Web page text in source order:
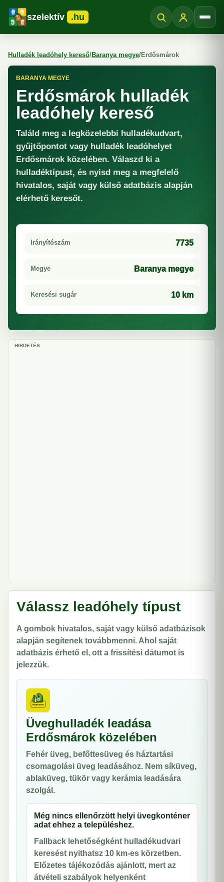
szelektív .hu
Hulladék leadóhely kereső/Baranya megye/Erdősmárok
BARANYA MEGYE
Erdősmárok hulladék
leadóhely kereső
Találd meg a legközelebbi hulladékudvart,
gyűjtőpontot vagy hulladék leadóhelyet
Erdősmárok közelében. Válaszd ki a
hulladéktípust, és nyisd meg a megfelelő
hivatalos, saját vagy külső adatbázis alapján
elérhető keresőt.
Irányítószám 7735
Megye Baranya megye
Keresési sugár 10 km
HIRDETÉS
Válassz leadóhely típust
A gombok hivatalos, saját vagy külső adatbázisok
alapján segítenek továbbmenni. Ahol saját
adatbázis érhető el, ott a frissítési dátumot is
jelezzük.
Üveghulladék leadása
Erdősmárok közelében
Fehér üveg, befőttesüveg és háztartási
csomagolási üveg leadásához. Nem síküveg,
ablaküveg, tükör vagy kerámia leadására
szolgál.
Még nincs ellenőrzött helyi üvegkonténer
adat ehhez a településhez.
Fallback lehetőségként hulladékudvari
keresést nyithatsz 10 km-es körzetben.
Előzetes tájékozódás ajánlott, mert az
átvételi szabályok helyenként